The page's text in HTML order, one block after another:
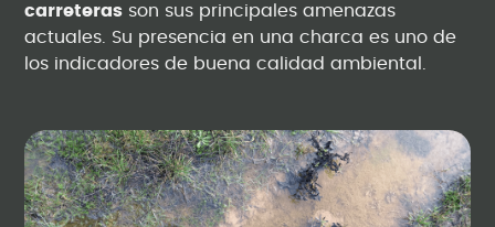
carreteras son sus principales amenazas
actuales. Su presencia en una charca es uno de
los indicadores de buena calidad ambiental.